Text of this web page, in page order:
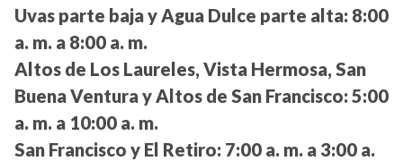
Uvas parte baja y Agua Dulce parte alta: 8:00
a. m. a 8:00 a. m.
Altos de Los Laureles, Vista Hermosa, San
Buena Ventura y Altos de San Francisco: 5:00
a. m. a 10:00 a. m.
San Francisco y El Retiro: 7:00 a. m. a 3:00 a.